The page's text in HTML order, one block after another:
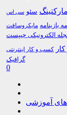
سئو سی اس
بازینامه مایکروسافت
الکترونیکی چیپست
کسب و کار اینترنتی
گرافیک
0
های آموزشی